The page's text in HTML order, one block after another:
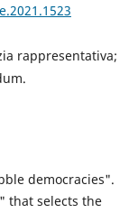
rappresentativa;
democracies".
that selects the